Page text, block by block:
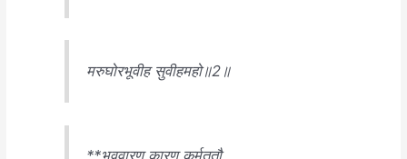
मरुघोरभूवीह सुवीहमहो॥2॥